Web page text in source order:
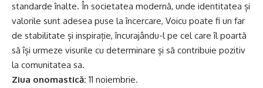
standarde înalte. În societatea modernă, unde identitatea și
valorile sunt adesea puse la încercare, Voicu poate fi un far
de stabilitate și inspirație, încurajându-l pe cel care îl poartă
să își urmeze visurile cu determinare și să contribuie pozitiv
la comunitatea sa.
Ziua onomastică: 11 noiembrie.